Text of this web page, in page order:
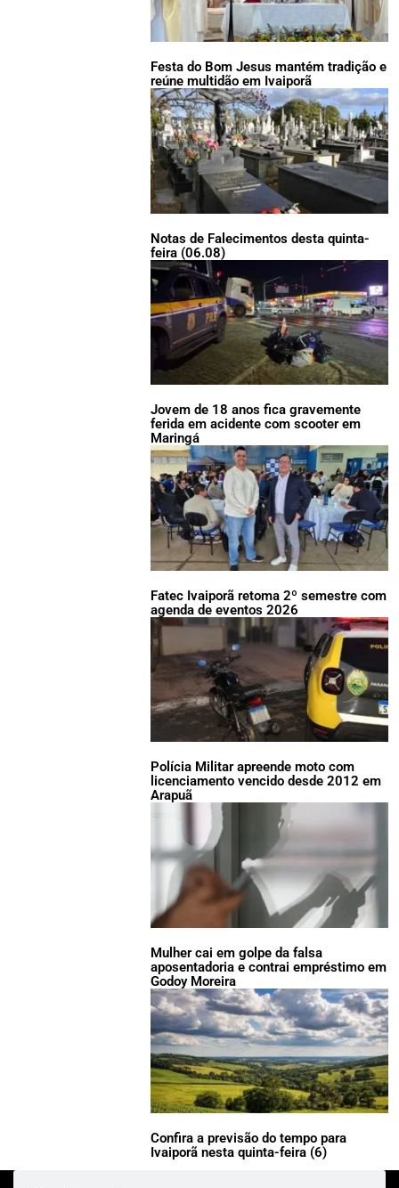
Festa do Bom Jesus mantém tradição e
reúne multidão em Ivaiporã
Notas de Falecimentos desta quinta-
feira (06.08)
Jovem de 18 anos fica gravemente
ferida em acidente com scooter em
Maringá
Fatec Ivaiporã retoma 2º semestre com
agenda de eventos 2026
Polícia Militar apreende moto com
licenciamento vencido desde 2012 em
Arapuã
Mulher cai em golpe da falsa
aposentadoria e contrai empréstimo em
Godoy Moreira
Confira a previsão do tempo para
Ivaiporã nesta quinta-feira (6)